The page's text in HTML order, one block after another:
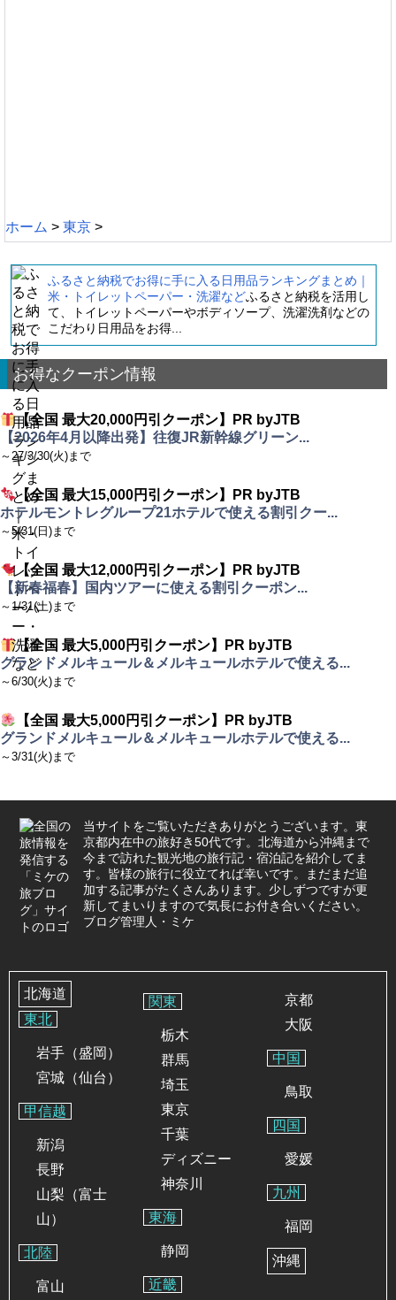
ホーム > 東京 >
ふるさと納税でお得に手に入る日用品ランキングまとめ｜
米・トイレットペーパー・洗濯などふるさと納税を活用し
て、トイレットペーパーやボディソープ、洗濯洗剤などの
こだわり日用品をお得...
お得なクーポン情報
【全国 最大20,000円引クーポン】PR byJTB
【2026年4月以降出発】往復JR新幹線グリーン...
～27/3/30(火)まで
【全国 最大15,000円引クーポン】PR byJTB
ホテルモントレグループ21ホテルで使える割引クー...
～5/31(日)まで
【全国 最大12,000円引クーポン】PR byJTB
【新春福春】国内ツアーに使える割引クーポン...
～1/31(土)まで
【全国 最大5,000円引クーポン】PR byJTB
グランドメルキュール＆メルキュールホテルで使える...
～6/30(火)まで
【全国 最大5,000円引クーポン】PR byJTB
グランドメルキュール＆メルキュールホテルで使える...
～3/31(火)まで
当サイトをご覧いただきありがとうございます。東
京都内在中の旅好き50代です。北海道から沖縄まで
今まで訪れた観光地の旅行記・宿泊記を紹介してま
す。皆様の旅行に役立てれば幸いです。まだまだ追
加する記事がたくさんあります。少しずつですが更
新してまいりますので気長にお付き合いください。
ブログ管理人・ミケ
北海道
東北
岩手（盛岡）
宮城（仙台）
甲信越
新潟
長野
山梨（富士
山）
北陸
富山
関東
栃木
群馬
埼玉
東京
千葉
ディズニー
神奈川
東海
静岡
近畿
京都
大阪
中国
鳥取
四国
愛媛
九州
福岡
沖縄